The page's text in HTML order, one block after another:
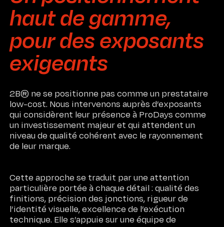
haut de gamme,
pour des exposants
exigeants
2B® ne se positionne pas comme un prestataire
low-cost. Nous intervenons auprès d’exposants
qui considèrent leur présence à ProDays comme
un investissement majeur et qui attendent un
niveau de qualité cohérent avec le rayonnement
de leur marque.
Cette approche se traduit par une attention
particulière portée à chaque détail : qualité des
finitions, précision des jonctions, rigueur de
l’identité visuelle, excellence de l’exécution
technique. Elle s’appuie sur une équipe de